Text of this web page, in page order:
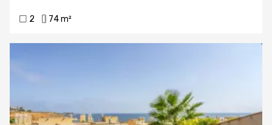
на машине. Дома состоят из 1, 2 или 3 спален с
хотите узнать больше, не стесняйтесь
обращаться к нам!
2 74 m²